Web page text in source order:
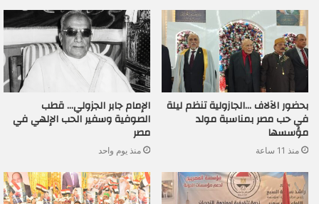
بحضور الآلاف …الجازولية تنظم ليلة
في حب مصر بمناسبة مولد
مؤسسها
منذ 11 ساعة
الإمام جابر الجزولي… قطب
الصوفية وسفير الحب الإلهي في
مصر
منذ يوم واحد